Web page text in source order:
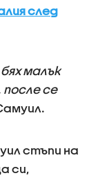
след
малък
после се
стъпи на
си,